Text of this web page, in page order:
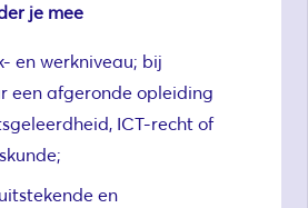
je mee
en werkniveau; bij
een afgeronde opleiding
ICT-recht of
en